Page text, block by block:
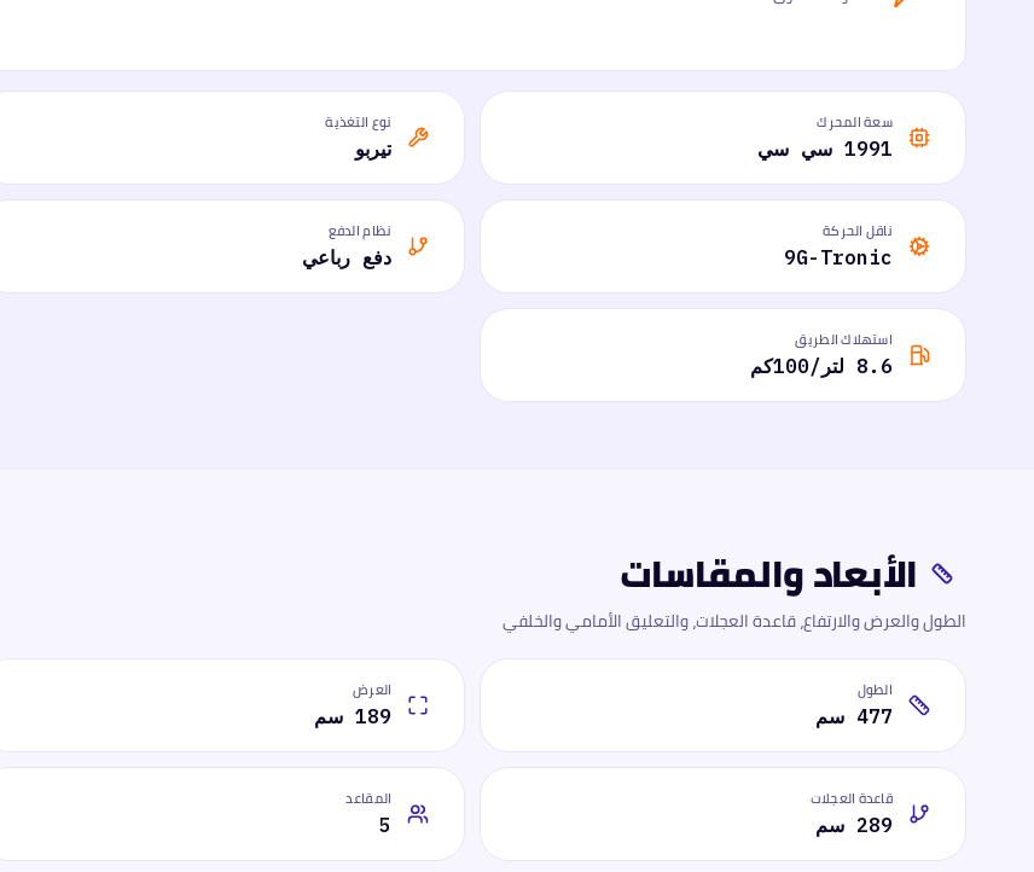
سعة المحرك
1991 سي سي
نوع التغذية
تيربو
ناقل الحركة
9G-Tronic
نظام الدفع
دفع رباعي
استهلاك الطريق
8.6 لتر/100كم
الأبعاد والمقاسات
الطول والعرض والارتفاع، قاعدة العجلات، والتعليق الأمامي والخلفي
الطول
477 سم
العرض
189 سم
قاعدة العجلات
289 سم
المقاعد
5